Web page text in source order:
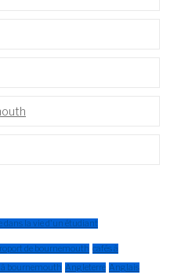
dans la vie d'un étudiant
de bournemouth cafés à
bournemouth Angleterre Anglais